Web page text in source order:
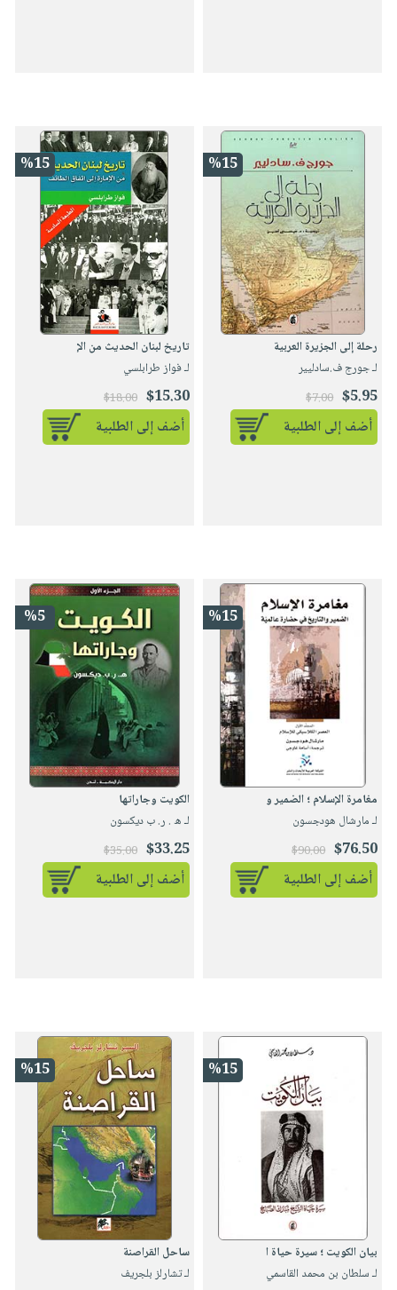
%15
رحلة إلى الجزيرة العربية
لـ جورج ف.سادليير
$5.95
$7.00
أضف إلى الطلبية
%15
تاريخ لبنان الحديث من الإ
لـ فواز طرابلسي
$15.30
$18.00
أضف إلى الطلبية
%15
مغامرة الإسلام ؛ الضمير و
لـ مارشال هودجسون
$76.50
$90.00
أضف إلى الطلبية
%5
الكويت وجاراتها
لـ ه . ر. ب ديكسون
$33.25
$35.00
أضف إلى الطلبية
%15
بيان الكويت ؛ سيرة حياة ا
لـ سلطان بن محمد القاسمي
%15
ساحل القراصنة
لـ تشارلز بلجريف